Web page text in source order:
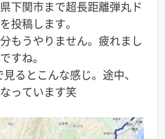
下関市まで超長距離弾丸ド
投稿します。
もうやりません。疲れまし
すね。
るとこんな感じ。途中、
っています笑